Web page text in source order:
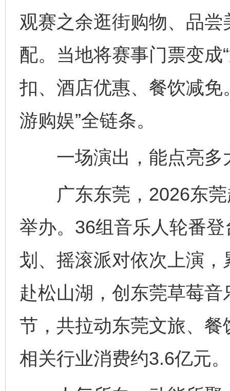
观赛之余逛街购物、品
配。当地将赛事门票变成
扣、酒店优惠、餐饮减免
游购娱”全链条。
一场演出，能点亮多
广东东莞，2026东莞
举办。36组音乐人轮番
划、摇滚派对依次上演
赴松山湖，创东莞草莓
节，共拉动东莞文旅、
相关行业消费约3.6亿元。